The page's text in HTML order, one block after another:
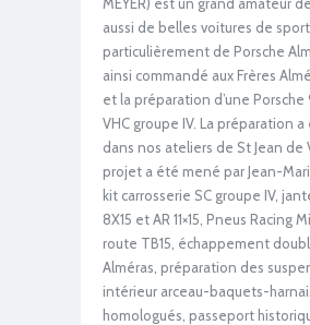
aussi de belles voitures de
particulièrement de Porsche
ainsi commandé aux Frères
et la préparation d’une Porsche
VHC groupe IV. La préparation
dans nos ateliers de St Jean de
projet a été mené par Jean-
kit carrosserie SC groupe IV,
8X15 et AR 11×15, Pneus Racing
route TB15, échappement
Alméras, préparation des
intérieur arceau-baquets-
homologués, passeport